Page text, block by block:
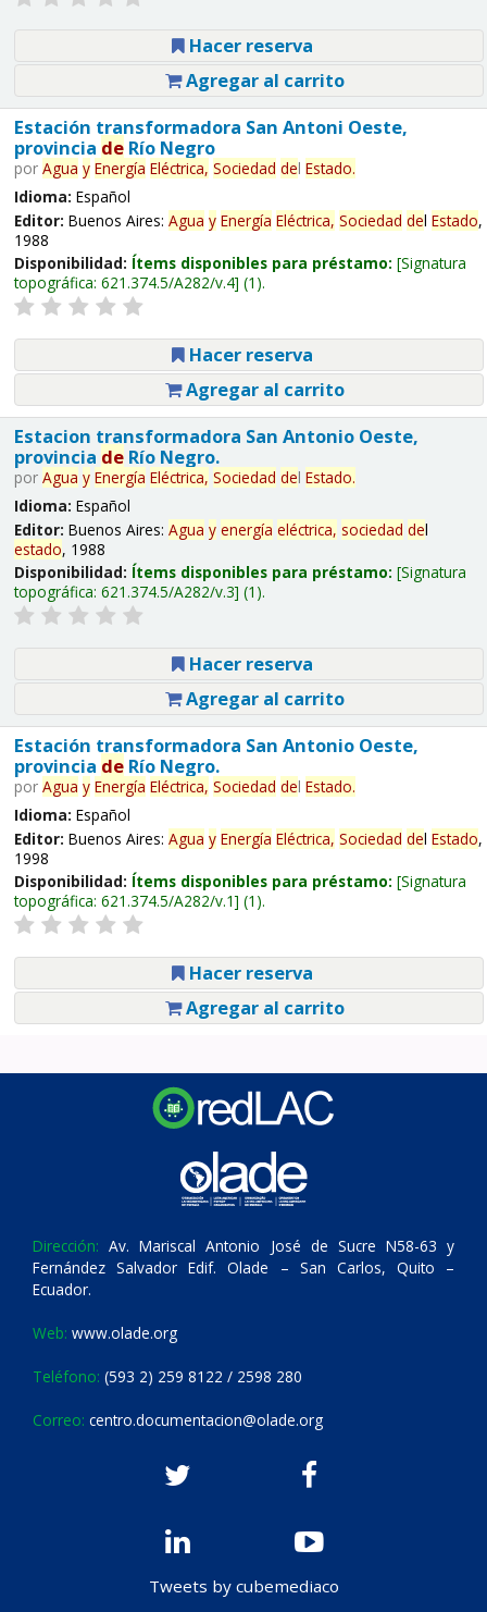
Hacer reserva
Agregar al carrito
Estación transformadora San Antoni Oeste,
provincia deRío Negro
por Agua y Energía Eléctrica, Sociedad del Estado.
Idioma: Español
Editor: Buenos Aires: Agua y Energía Eléctrica, Sociedad del Estado,
1988
Disponibilidad: Ítems disponibles para préstamo: Signatura
topográfica: 621.374.5/A282/v.4 (1).
Hacer reserva
Agregar al carrito
Estacion transformadora San Antonio Oeste,
provincia deRío Negro.
por Agua y Energía Eléctrica, Sociedad del Estado.
Idioma: Español
Editor: Buenos Aires: Agua y energía eléctrica, sociedad del
estado, 1988
Disponibilidad: Ítems disponibles para préstamo: Signatura
topográfica: 621.374.5/A282/v.3 (1).
Hacer reserva
Agregar al carrito
Estación transformadora San Antonio Oeste,
provincia deRío Negro.
por Agua y Energía Eléctrica, Sociedad del Estado.
Idioma: Español
Editor: Buenos Aires: Agua y Energía Eléctrica, Sociedad del Estado,
1998
Disponibilidad: Ítems disponibles para préstamo: Signatura
topográfica: 621.374.5/A282/v.1 (1).
Hacer reserva
Agregar al carrito
Dirección: Av. Mariscal Antonio José de Sucre N58-63 y
Fernández Salvador Edif. Olade – San Carlos, Quito –
Ecuador.
Web: www.olade.org
Teléfono: (593 2) 259 8122 / 2598 280
Correo: centro.documentacion@olade.org
Tweets by cubemediaco